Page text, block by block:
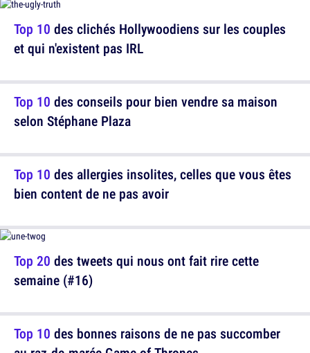
Top 10 des conseils pour bien vendre sa maison
selon Stéphane Plaza
Top 20 des tweets qui nous ont fait rire cette
semaine (#16)
Top 10 des clichés Hollywoodiens sur les couples
et qui n'existent pas IRL
Top 10 des allergies insolites, celles que vous êtes
bien content de ne pas avoir
Top 10 des bonnes raisons de ne pas succomber